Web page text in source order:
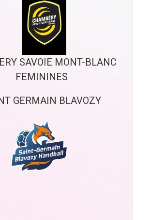
SAVOIE MONT-BLANC
FEMININES
GERMAIN BLAVOZY